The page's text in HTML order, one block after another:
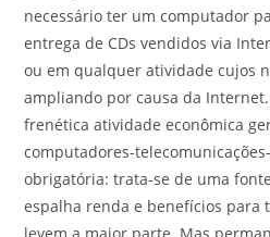
necessário ter um computador
entrega de CDs vendidos via
ou em qualquer atividade cujos
ampliando por causa da
frenética atividade econômica
computadores-
obrigatória: trata-se de uma
espalha renda e benefícios para